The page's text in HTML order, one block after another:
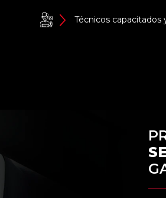
Técnicos capacitados